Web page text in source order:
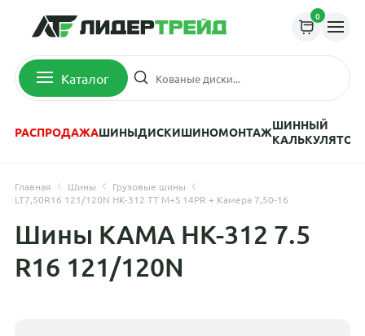
0
Каталог
РАСПРОДАЖАШИНЫДИСКИШИНОМОНТАЖШИННЫЙ
КАЛЬКУЛЯТОР
Главная Шины
Грузовые шины
LT7,50R16 121/120N НК-312 TT M+S 14PR + Камера 7,50-16
Шины KAMA НК-312 7.5
R16 121/120N